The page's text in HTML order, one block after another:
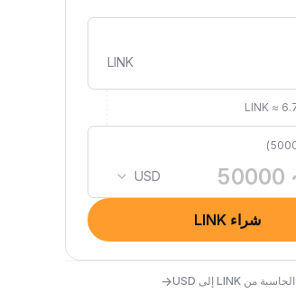
LINK
USD
شراء LINK
الحاسبة من LINK إلى USD →